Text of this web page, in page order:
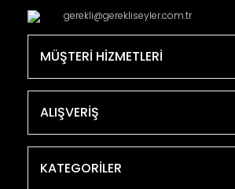
gerekli@gerekliseyler.com.tr
MÜŞTERİ HİZMETLERİ
ALIŞVERİŞ
KATEGORİLER